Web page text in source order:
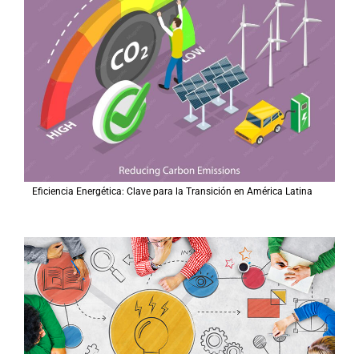
Eficiencia Energética: Clave para la Transición en América Latina